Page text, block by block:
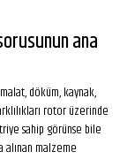
ana
döküm, kaynak,
rotor üzerinde
sahip görünse bile
alınan malzeme